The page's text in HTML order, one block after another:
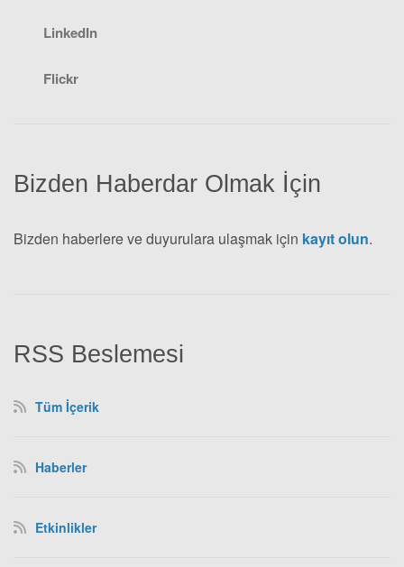
RSS Beslemesi
Tüm İçerik
Haberler
Etkinlikler
Bizden Haberdar Olmak İçin
Bizden haberlere ve duyurulara ulaşmak için kayıt olun.
LinkedIn
Flickr